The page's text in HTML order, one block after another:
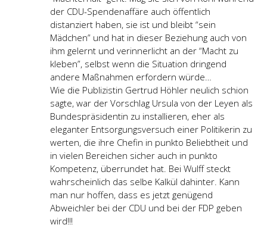
der CDU-Spendenaffäre auch öffentlich
distanziert haben, sie ist und bleibt “sein
Mädchen” und hat in dieser Beziehung auch von
ihm gelernt und verinnerlicht an der “Macht zu
kleben”, selbst wenn die Situation dringend
andere Maßnahmen erfordern würde…
Wie die Publizistin Gertrud Höhler neulich schion
sagte, war der Vorschlag Ursula von der Leyen als
Bundespräsidentin zu installieren, eher als
eleganter Entsorgungsversuch einer Politikerin zu
werten, die ihre Chefin in punkto Beliebtheit und
in vielen Bereichen sicher auch in punkto
Kompetenz, überrundet hat. Bei Wulff steckt
wahrscheinlich das selbe Kalkül dahinter. Kann
man nur hoffen, dass es jetzt genügend
Abweichler bei der CDU und bei der FDP geben
wird!!!